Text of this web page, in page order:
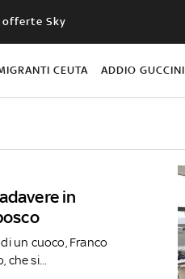
Sky
CEUTA ADDIO GUCCINI
in
un cuoco, Franco
si...